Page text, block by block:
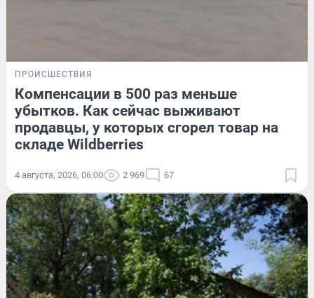
ПРОИСШЕСТВИЯ
Компенсации в 500 раз меньше
убытков. Как сейчас выживают
продавцы, у которых сгорел товар на
складе Wildberries
4 августа, 2026, 06:00 2 969 67